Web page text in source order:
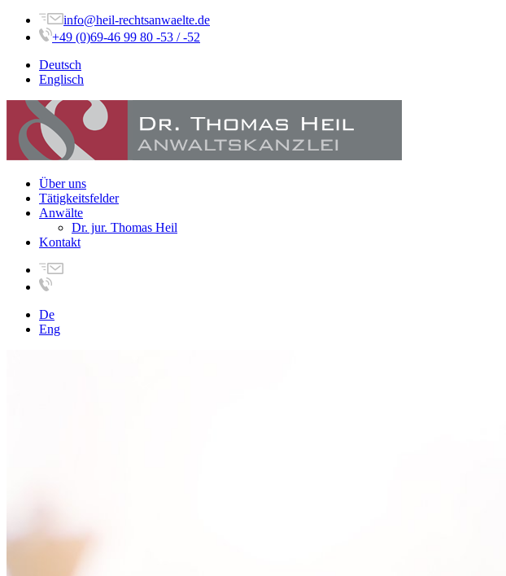
info@heil-rechtsanwaelte.de
+49 (0)69-46 99 80 -53 / -52
Deutsch
Englisch
Über uns
Tätigkeitsfelder
Anwälte
Dr. jur. Thomas Heil
Kontakt
De
Eng